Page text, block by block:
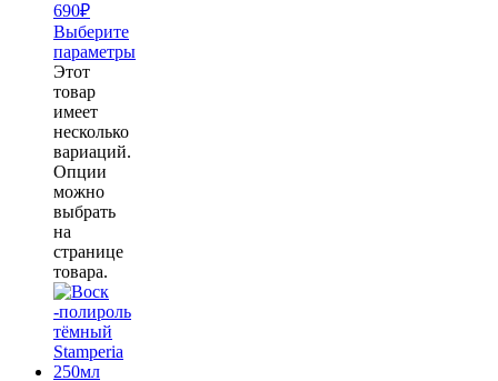
690₽
Выберите
параметры
Этот
товар
имеет
несколько
вариаций.
Опции
можно
выбрать
на
странице
товара.